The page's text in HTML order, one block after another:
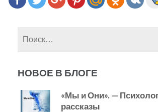
НОВОЕ В БЛОГЕ
«Мы и Они». —
рассказы